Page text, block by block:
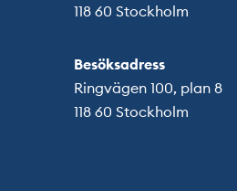
118 60 Stockholm
Besöksadress
Ringvägen 100, plan 8
118 60 Stockholm